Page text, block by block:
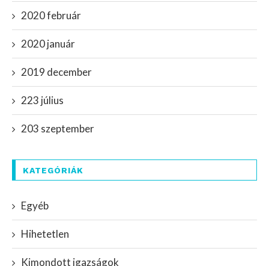
2020 február
2020 január
2019 december
223 július
203 szeptember
KATEGÓRIÁK
Egyéb
Hihetetlen
Kimondott igazságok